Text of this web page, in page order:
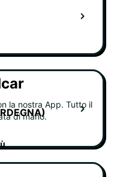
la nostra App. Tutto il
di mano.